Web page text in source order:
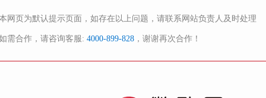
网页为默认提示页面，如存在以上问题，请联系网站负责人及时处理
需合作，请咨询客服: 4000-899-828 ，谢谢再次合作！